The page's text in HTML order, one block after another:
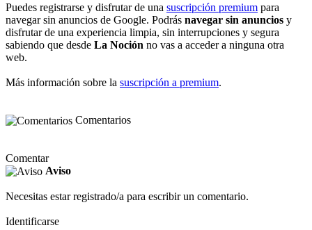
Puedes registrarse y disfrutar de una suscripción premium para
navegar sin anuncios de Google. Podrás navegar sin anuncios y
disfrutar de una experiencia limpia, sin interrupciones y segura
sabiendo que desde La Noción no vas a acceder a ninguna otra
web.
Más información sobre la suscripción a premium.
Comentarios
Comentar
Aviso
Necesitas estar registrado/a para escribir un comentario.
Identificarse